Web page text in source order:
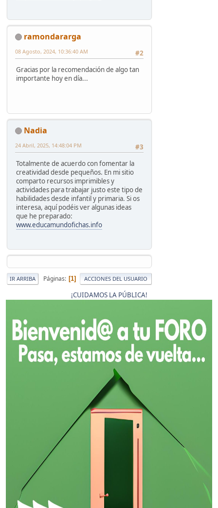
ramondararga
#2
08 Agosto, 2024, 10:36:40 AM
Gracias por la recomendación de algo tan
importante hoy en día...
Nadia
#3
24 Abril, 2025, 14:48:04 PM
Totalmente de acuerdo con fomentar la
creatividad desde pequeños. En mi sitio
comparto recursos imprimibles y
actividades para trabajar justo este tipo de
habilidades desde infantil y primaria. Si os
interesa, aquí podéis ver algunas ideas
que he preparado:
www.educamundofichas.info
IR ARRIBA Páginas 1 ACCIONES DEL USUARIO
¡CUIDAMOS LA PÚBLICA!